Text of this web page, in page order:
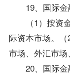
19、国际金
（1）按资金
际资本市场。
市场、外汇市场
20、国际金